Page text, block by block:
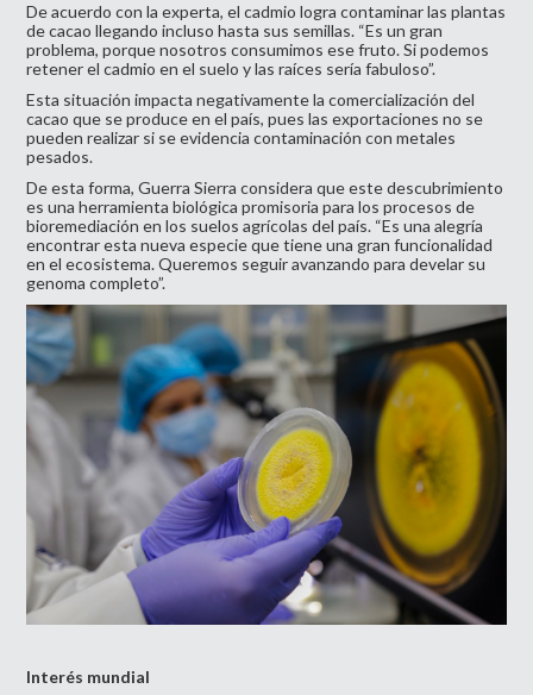
De acuerdo con la experta, el cadmio logra contaminar las plantas
de cacao llegando incluso hasta sus semillas. “Es un gran
problema, porque nosotros consumimos ese fruto. Si podemos
retener el cadmio en el suelo y las raíces sería fabuloso”.
Esta situación impacta negativamente la comercialización del
cacao que se produce en el país, pues las exportaciones no se
pueden realizar si se evidencia contaminación con metales
pesados.
De esta forma, Guerra Sierra considera que este descubrimiento
es una herramienta biológica promisoria para los procesos de
bioremediación en los suelos agrícolas del país. “Es una alegría
encontrar esta nueva especie que tiene una gran funcionalidad
en el ecosistema. Queremos seguir avanzando para develar su
genoma completo”.
Interés mundial